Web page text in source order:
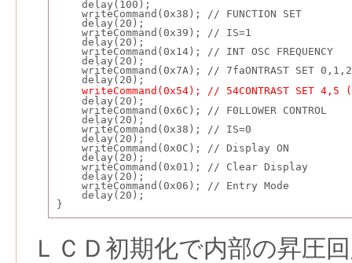
delay(100);
writeCommand(0x38); // FUNCTION SET
delay(20);
writeCommand(0x39); // IS=1
delay(20);
writeCommand(0x14); // INT OSC FREQUENCY
delay(20);
writeCommand(0x7A); // 7faONTRAST SET
delay(20);
writeCommand(0x54); // 54CONTRAST SET 4,5
delay(20);
writeCommand(0x6C); // F0LLOWER CONTROL
delay(20);
writeCommand(0x38); // IS=0
delay(20);
writeCommand(0x0C); // Display ON
delay(20);
writeCommand(0x01); // Clear Display
delay(20);
writeCommand(0x06); // Entry Mode
delay(20);
}
ＬＣＤ初期化で内部の昇圧